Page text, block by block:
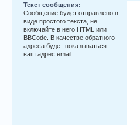
Текст сообщения:
Сообщение будет отправлено в
виде простого текста, не
включайте в него HTML или
BBCode. В качестве обратного
адреса будет показываться
ваш адрес email.